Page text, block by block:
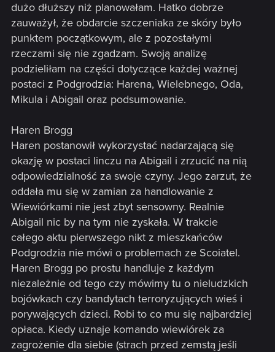
dużo dłuższy niż planowałam. Hatko dobrze
zauważył, że obdarcie szczeniaka ze skóry było
punktem początkowym, ale z pozostałymi
rzeczami się nie zgadzam. Swoją analizę
podzieliłam na części dotyczące każdej ważnej
postaci z Podgrodzia: Harena, Wielebnego, Oda,
Mikula i Abigail oraz podsumowanie.
Haren Brogg
Haren postanowił wykorzystać nadarzającą się
okazję w postaci linczu na Abigail i zrzucić na nią
odpowiedzialność za swoje czyny. Jego zarzut, że
oddała mu się w zamian za handlowanie z
Wiewiórkami nie jest zbyt sensowny. Realnie
Abigail nic by na tym nie zyskała. W trakcie
całego aktu pierwszego nikt z mieszkańców
Podgrodzia nie mówi o problemach ze Scoiatel.
Haren Brogg po prostu handluje z każdym
niezależnie od tego czy mówimy tu o nieludzkich
bojówkach czy bandytach terroryzujących wieś i
porywających dzieci. Robi to co mu się najbardziej
opłaca. Kiedy uznaje komando wiewiórek za
zagrożenie dla siebie (strach przed zemstą jeśli